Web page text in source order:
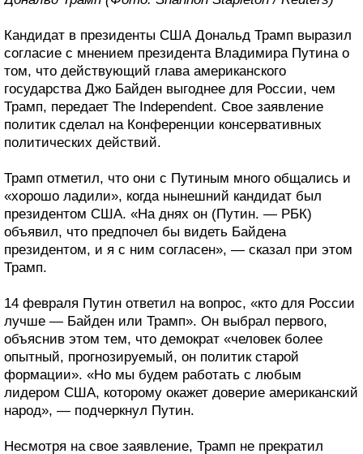
Кандидат в президенты США Дональд Трамп выразил
согласие с мнением президента Владимира Путина о
том, что действующий глава американского
государства Джо Байден выгоднее для России, чем
Трамп, передает The Independent. Свое заявление
политик сделал на Конференции консервативных
политических действий.
Трамп отметил, что они с Путиным много общались и
«хорошо ладили», когда нынешний кандидат был
президентом США. «На днях он (Путин. — РБК)
объявил, что предпочел бы видеть Байдена
президентом, и я с ним согласен», — сказал при этом
Трамп.
14 февраля Путин ответил на вопрос, «кто для России
лучше — Байден или Трамп». Он выбрал первого,
объяснив этом тем, что демократ «человек более
опытный, прогнозируемый, он политик старой
формации». «Но мы будем работать с любым
лидером США, которому окажет доверие американский
народ», — подчеркнул Путин.
Несмотря на свое заявление, Трамп не прекратил